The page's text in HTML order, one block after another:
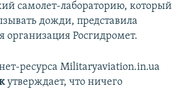
самолет-лабораторию, который
дожди, представила
организация Росгидромет.
ресурса Militaryaviation.in.ua
утверждает, что ничего